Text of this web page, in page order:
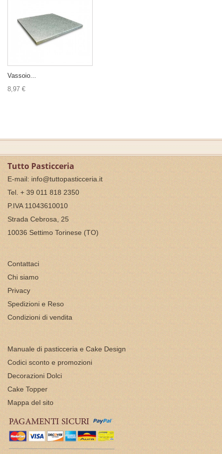
Vassoio...
8,97 €
Tutto Pasticceria
E-mail: info@tuttopasticceria.it
Tel. + 39 011 818 2350
P.IVA 11043610010
Strada Cebrosa, 25
10036 Settimo Torinese (TO)
Contattaci
Chi siamo
Privacy
Spedizioni e Reso
Condizioni di vendita
Manuale di pasticceria e Cake Design
Codici sconto e promozioni
Decorazioni Dolci
Cake Topper
Mappa del sito